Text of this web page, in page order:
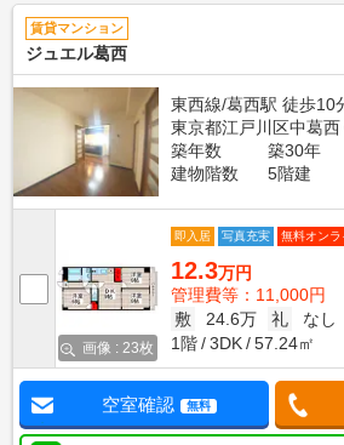
賃貸マンション
ジュエル葛西
東西線/葛西駅 徒歩10
東京都江戸川区中葛西
築年数
築30年
建物階数
5階建
画像 : 23枚
即入居 写真充実 無料オン
12.3万円
管理費等：11,000円
敷
24.6万 礼
なし
1階
3DK 57.24㎡
空室確認 無料